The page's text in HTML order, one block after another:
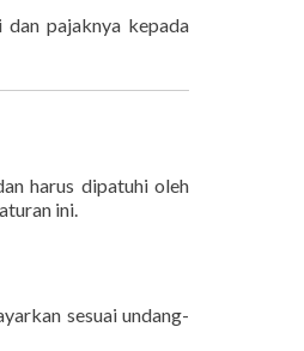
dan pajaknya kepada
harus dipatuhi oleh
ini.
sesuai undang-